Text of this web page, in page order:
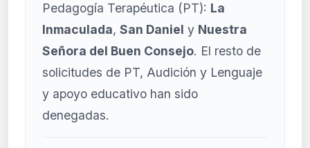
Pedagogía Terapéutica (PT): La
Inmaculada, San Daniel y Nuestra
Señora del Buen Consejo. El resto de
solicitudes de PT, Audición y Lenguaje
y apoyo educativo han sido
denegadas.